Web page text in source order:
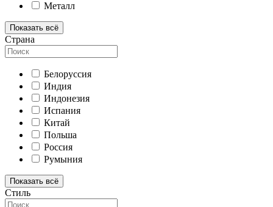
Металл
Показать всё
Страна
Белоруссия
Индия
Индонезия
Испания
Китай
Польша
Россия
Румыния
Показать всё
Стиль